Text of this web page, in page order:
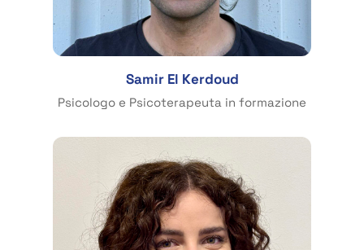
Samir El Kerdoud
Psicologo e Psicoterapeuta in formazione